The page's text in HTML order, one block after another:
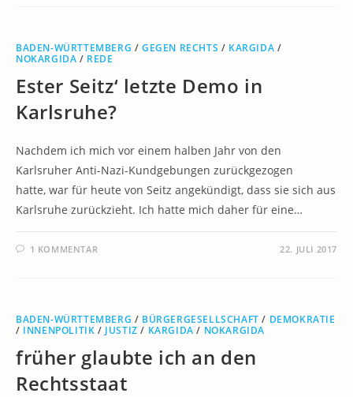
BADEN-WÜRTTEMBERG /GEGEN RECHTS / KARGIDA /
NOKARGIDA / REDE
Ester Seitz‘ letzte Demo in
Karlsruhe?
Nachdem ich mich vor einem halben Jahr von den
Karlsruher Anti-Nazi-Kundgebungen zurückgezogen
hatte, war für heute von Seitz angekündigt, dass sie sich aus
Karlsruhe zurückzieht. Ich hatte mich daher für eine…
1 KOMMENTAR 22. JULI 2017
BADEN-WÜRTTEMBERG / BÜRGERGESELLSCHAFT / DEMOKRATIE
/ INNENPOLITIK / JUSTIZ / KARGIDA / NOKARGIDA
früher glaubte ich an den
Rechtsstaat